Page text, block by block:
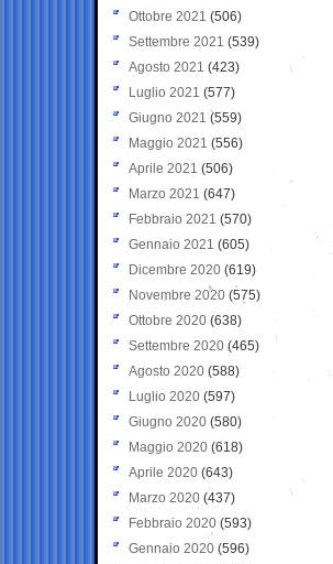
Ottobre 2021 (506)
Settembre 2021 (539)
Agosto 2021 (423)
Luglio 2021 (577)
Giugno 2021(559)
Maggio 2021 (556)
Aprile 2021 (506)
Marzo 2021 (647)
Febbraio 2021 (570)
Gennaio 2021 (605)
Dicembre 2020 (619)
Novembre 2020 (575)
Ottobre 2020 (638)
Settembre 2020(465)
Agosto 2020 (588)
Luglio 2020 (597)
Giugno 2020 (580)
Maggio 2020 (618)
Aprile 2020 (643)
Marzo 2020 (437)
Febbraio 2020 (593)
Gennaio 2020 (596)